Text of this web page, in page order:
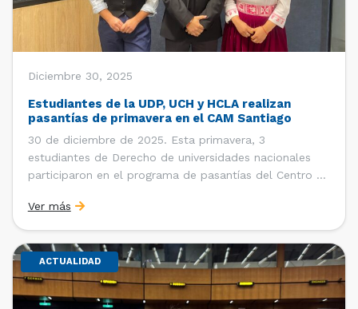
Diciembre 30, 2025
Estudiantes de la UDP, UCH y HCLA realizan
pasantías de primavera en el CAM Santiago
30 de diciembre de 2025. Esta primavera, 3
estudiantes de Derecho de universidades nacionales
participaron en el programa de pasantías del Centro de
de Santiago (CCS). Entre el 3 de noviembre y el 30 de
diciembre realizaron su pasantía Ingrid Ivania […]
Ver más
ACTUALIDAD